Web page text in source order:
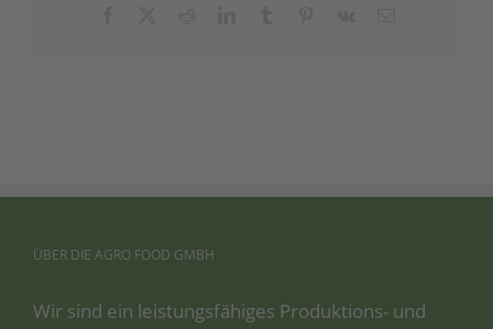
ÜBER DIE AGRO FOOD GMBH
Wir sind ein leis­tungs­fä­hi­ges Pro­duk­ti­ons- und